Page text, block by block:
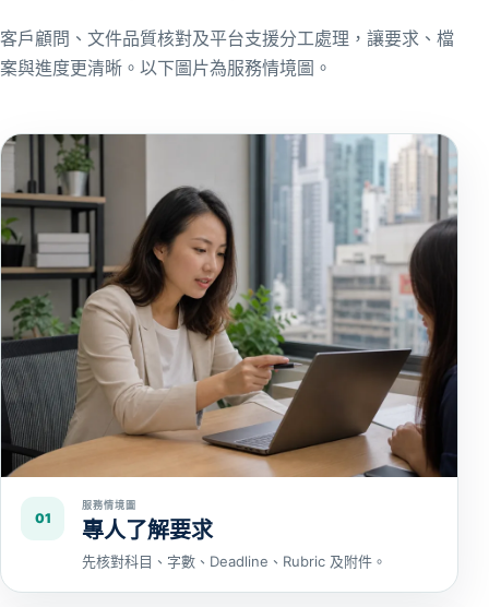
客戶顧問、文件品質核對及平台支援分工處理，讓要求、檔
案與進度更清晰。以下圖片為服務情境圖。
01
服務情境圖
專人了解要求
先核對科目、字數、Deadline、Rubric 及附件。